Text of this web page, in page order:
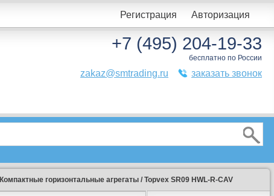
Регистрация Авторизация
+7 (495) 204-19-33
бесплатно по России
zakaz@smtrading.ru заказать звонок
Компактные горизонтальные агрегаты / Topvex SR09 HWL-R-CAV